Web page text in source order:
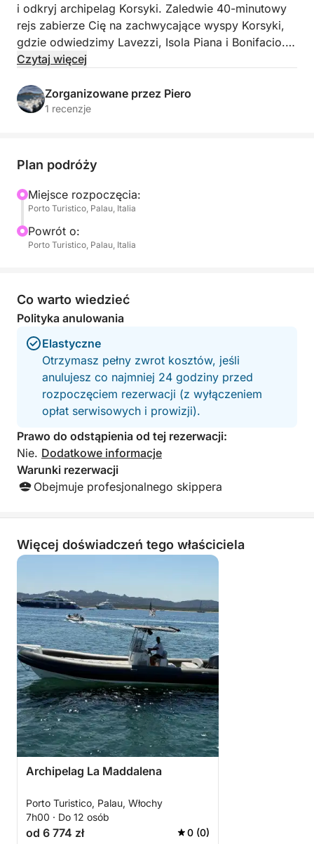
i odkryj archipelag Korsyki. Zaledwie 40-minutowy
rejs zabierze Cię na zachwycające wyspy Korsyki,
gdzie odwiedzimy Lavezzi, Isola Piana i Bonifacio.
Na pokładzie zostanie podany mały aperitif z
Gallura).
Czytaj więcej
Zorganizowane przez Piero
1 recenzje
Plan podróży
Miejsce rozpoczęcia:
Porto Turistico, Palau, Italia
Powrót o:
Porto Turistico, Palau, Italia
Co warto wiedzieć
Polityka anulowania
Elastyczne
Otrzymasz pełny zwrot kosztów, jeśli
anulujesz co najmniej 24 godziny przed
rozpoczęciem rezerwacji (z wyłączeniem
opłat serwisowych i prowizji).
Prawo do odstąpienia od tej rezerwacji:
Nie. Dodatkowe informacje
Warunki rezerwacji
Obejmuje profesjonalnego skippera
Więcej doświadczeń tego właściciela
Archipelag La Maddalena
Porto Turistico, Palau, Włochy
7h00 · Do 12 osób
od 6 774 zł 0 (0)